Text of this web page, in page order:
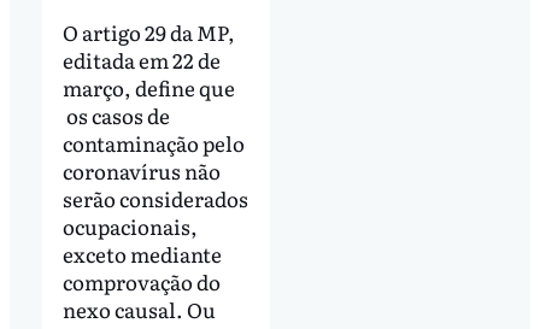
O artigo 29 da MP,
editada em 22 de
março, define que
os casos de
contaminação pelo
coronavírus não
serão considerados
ocupacionais,
exceto mediante
comprovação do
nexo causal. Ou